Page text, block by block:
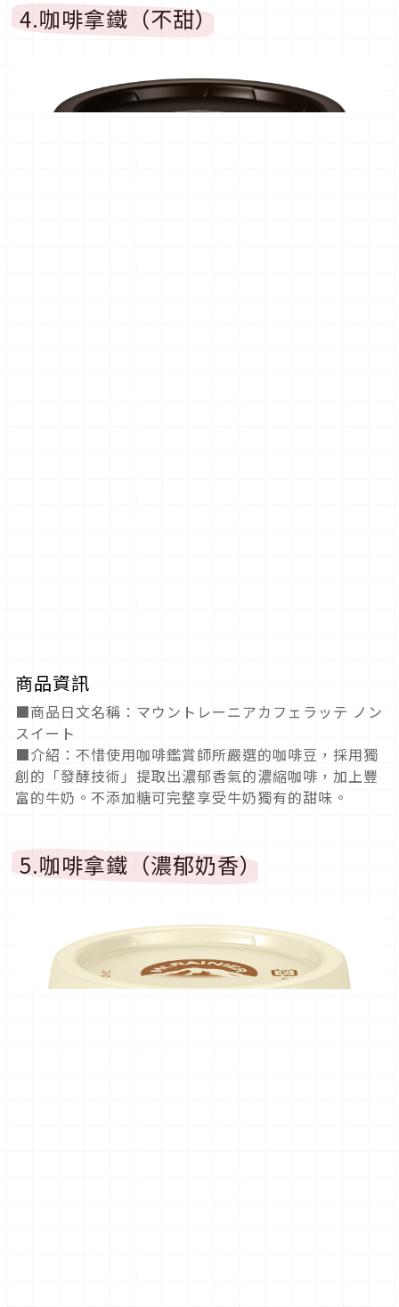
4.咖啡拿鐵（不甜）
商品資訊
■商品日文名稱：マウントレーニアカフェラッテ ノン
スイート
■介紹：不惜使用咖啡鑑賞師所嚴選的咖啡豆，採用獨
創的「發酵技術」提取出濃郁香氣的濃縮咖啡，加上豐
富的牛奶。不添加糖可完整享受牛奶獨有的甜味。
5.咖啡拿鐵（濃郁奶香）